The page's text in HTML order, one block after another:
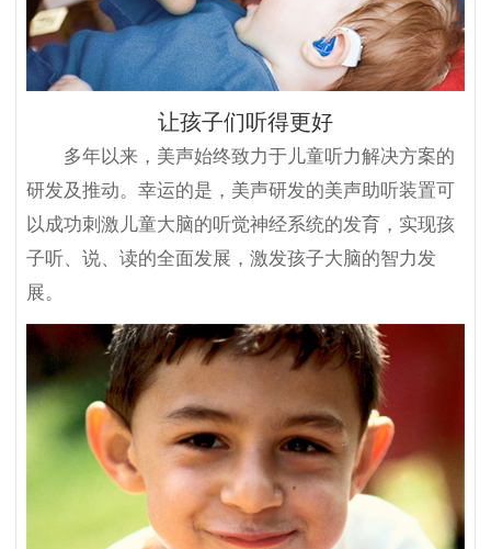
让孩子们听得更好
多年以来，美声始终致力于儿童听力解决方案的
研发及推动。幸运的是，美声研发的美声助听装置可
以成功刺激儿童大脑的听觉神经系统的发育，实现孩
子听、说、读的全面发展，激发孩子大脑的智力发
展。